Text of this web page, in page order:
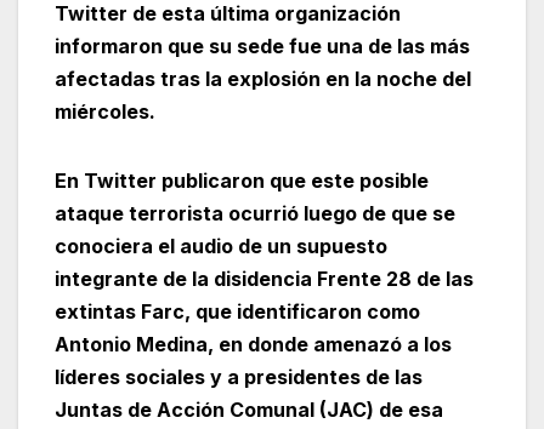
Twitter de esta última organización
informaron que su sede fue una de las más
afectadas tras la explosión en la noche del
miércoles.
En Twitter publicaron que este posible
ataque terrorista ocurrió luego de que se
conociera el audio de un supuesto
integrante de la disidencia Frente 28 de las
extintas Farc, que identificaron como
Antonio Medina, en donde amenazó a los
líderes sociales y a presidentes de las
Juntas de Acción Comunal (JAC) de esa